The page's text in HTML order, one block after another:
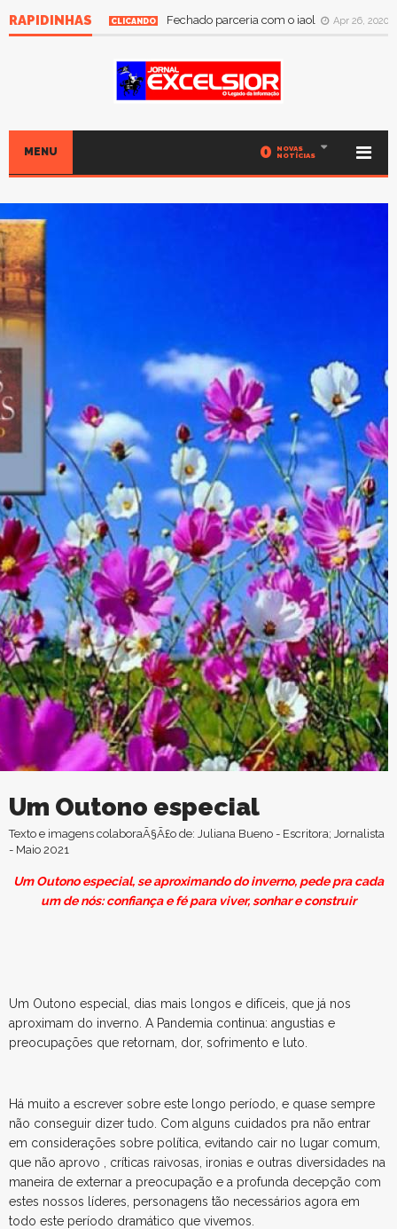
RAPIDINHAS CLICANDO Fechado parceria com o iaol Apr 26, 2020
MENU 0
NOVAS
NOTÍCIAS
Um Outono especial
Texto e imagens colaboraÃ§Ã£o de: Juliana Bueno - Escritora; Jornalista
- Maio 2021
Um Outono especial, se aproximando do inverno, pede pra cada
um de nós: confiança e fé para viver, sonhar e construir
Um Outono especial, dias mais longos e difíceis, que já nos
aproximam do inverno. A Pandemia continua: angustias e
preocupações que retornam, dor, sofrimento e luto.
Há muito a escrever sobre este longo período, e quase sempre
não conseguir dizer tudo. Com alguns cuidados pra não entrar
em considerações sobre política, evitando cair no lugar comum,
que não aprovo , críticas raivosas, ironias e outras diversidades na
maneira de externar a preocupação e a profunda decepção com
estes nossos líderes, personagens tão necessários agora em
todo este período dramático que vivemos.